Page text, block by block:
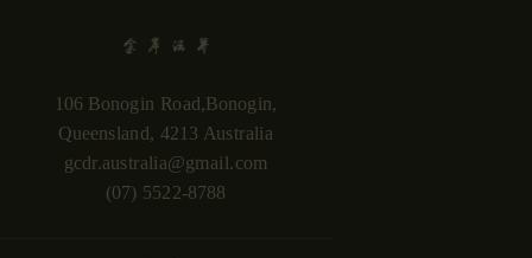
106 Bonogin Road,Bonogin,
Queensland, 4213 Australia
gcdr.australia@gmail.com
(07) 5522-8788